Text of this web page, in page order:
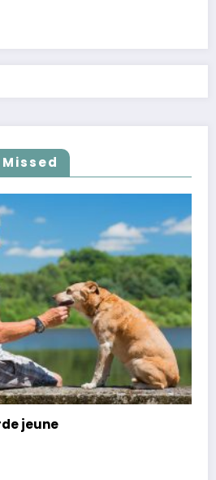
pour réduire le cortisol,